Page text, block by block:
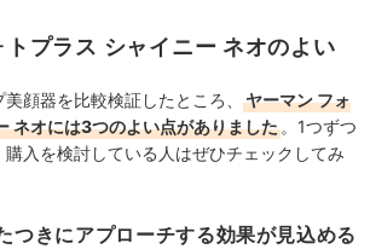
トプラス シャイニー ネオのよい
顔器を比較検証したところ、
ヤーマン フォ
ネオには3つのよい点がありました 。1つずつ
入を検討している人はぜひチェックしてみ
つきにアプローチする効果が見込める